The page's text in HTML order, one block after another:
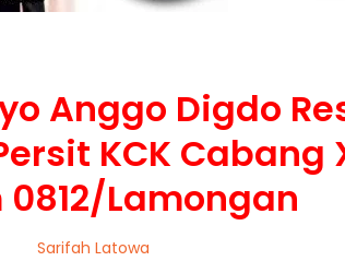
Anggo Digdo
KCK Cabang
0812/Lamongan
Sarifah Latowa